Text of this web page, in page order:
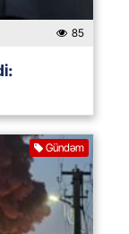
85
Gündəm